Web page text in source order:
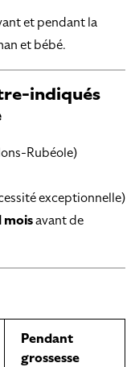
et pendant la
et bébé.
indiqués
Rubéole)
exceptionnelle)
moisavant de
Pendant
grossesse